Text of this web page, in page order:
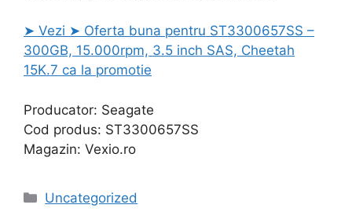
➤ Vezi ➤ Oferta buna pentru ST3300657SS –
300GB, 15.000rpm, 3.5 inch SAS, Cheetah
15K.7 ca la promotie
Producator: Seagate
Cod produs: ST3300657SS
Magazin: Vexio.ro
Categories
Uncategorized